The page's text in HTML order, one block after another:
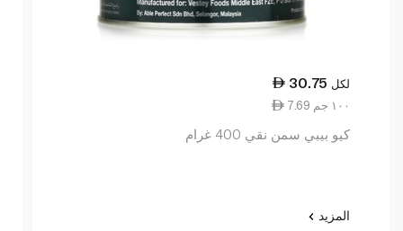
30.75 لكل
7.69 ١٠٠ جم
كيو بيبي سمن نقي 400 غرام
المزيد